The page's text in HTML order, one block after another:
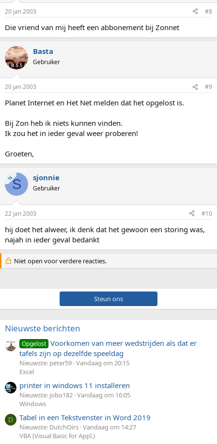
20 jan 2003 #8
Die vriend van mij heeft een abbonement bij Zonnet
Basta
Gebruiker
20 jan 2003 #9
Planet Internet en Het Net melden dat het opgelost is.
Bij Zon heb ik niets kunnen vinden.
Ik zou het in ieder geval weer proberen!
Groeten,
TSS sjonnie
Gebruiker
22 jan 2003 #10
hij doet het alweer, ik denk dat het gewoon een storing was,
najah in ieder geval bedankt
Niet open voor verdere reacties.
Steun ons
Nieuwste berichten
Opgelost Voorkomen van meer wedstrijden als dat er
tafels zijn op dezelfde speeldag
Nieuwste: peter59 Vandaag om 20:15
Excel
printer in windows 11 installeren
Nieuwste: jobo182 Vandaag om 16:05
Windows
D Tabel in een Tekstvenster in Word 2019
Nieuwste: DutchOirs Vandaag om 14:27
VBA (Visual Basic for Appl.)